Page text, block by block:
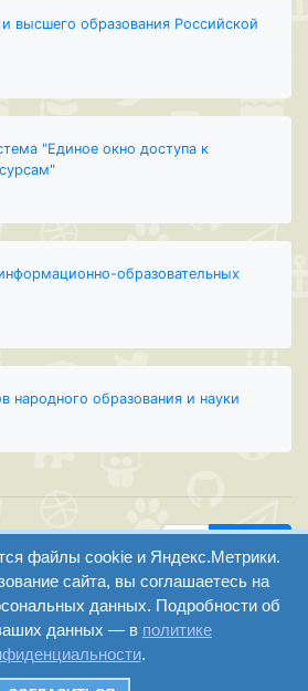
высшего образования Российской
"Единое окно доступа к
образовательных
народного образования и науки
вход
регистрация
Найти
Версия
сайта для
слабовидящих
файлы cookie и Яндекс.Метрики.
сайта, вы соглашаетесь на
данных. Подробности об
данных — в политике
.